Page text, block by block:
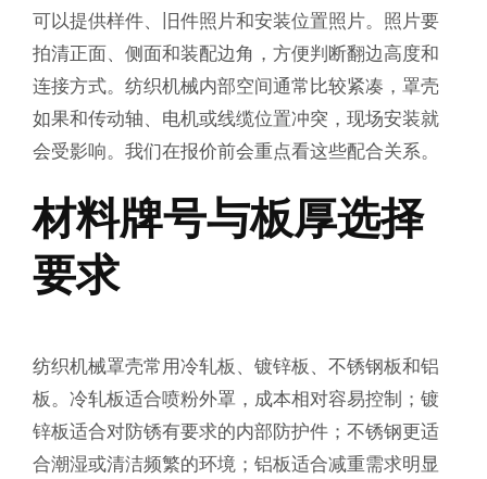
可以提供样件、旧件照片和安装位置照片。照片要
拍清正面、侧面和装配边角，方便判断翻边高度和
连接方式。纺织机械内部空间通常比较紧凑，罩壳
如果和传动轴、电机或线缆位置冲突，现场安装就
会受影响。我们在报价前会重点看这些配合关系。
材料牌号与板厚选择
要求
纺织机械罩壳常用冷轧板、镀锌板、不锈钢板和铝
板。冷轧板适合喷粉外罩，成本相对容易控制；镀
锌板适合对防锈有要求的内部防护件；不锈钢更适
合潮湿或清洁频繁的环境；铝板适合减重需求明显